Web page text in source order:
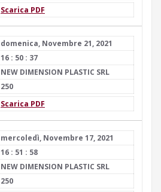
Scarica PDF
domenica, Novembre 21, 2021
16 : 50 : 37
NEW DIMENSION PLASTIC SRL
250
Scarica PDF
mercoledì, Novembre 17, 2021
16 : 51 : 58
NEW DIMENSION PLASTIC SRL
250